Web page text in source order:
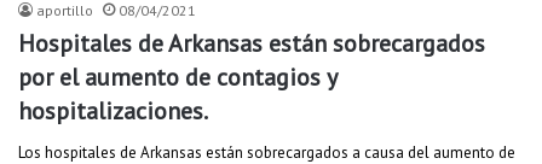
aportillo 08/04/2021
Hospitales de Arkansas están sobrecargados
por el aumento de contagios y
hospitalizaciones.
Los hospitales de Arkansas están sobrecargados a causa del aumento de